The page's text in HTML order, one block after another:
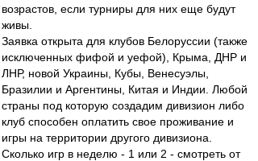
возрастов, если турниры для них еще будут
живы.
Заявка открыта для клубов Белоруссии (также
исключенных фифой и уефой), Крыма, ДНР и
ЛНР, новой Украины, Кубы, Венесуэлы,
Бразилии и Аргентины, Китая и Индии. Любой
страны под которую создадим дивизион либо
клуб способен оплатить свое проживание и
игры на территории другого дивизиона.
Сколько игр в неделю - 1 или 2 - смотреть от